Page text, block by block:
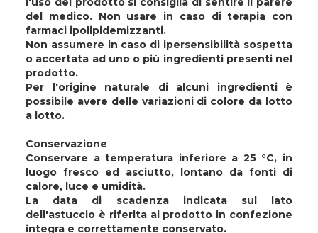
del medico. Non usare in caso di terapia con
farmaci ipolipidemizzanti.
Non assumere in caso di ipersensibilità sospetta
o accertata ad uno o più ingredienti presenti nel
prodotto.
Per l'origine naturale di alcuni ingredienti è
possibile avere delle variazioni di colore da lotto
a lotto.
Conservazione
Conservare a temperatura inferiore a 25 °C, in
luogo fresco ed asciutto, lontano da fonti di
calore, luce e umidità.
La data di scadenza indicata sul lato
dell'astuccio è riferita al prodotto in confezione
integra e correttamente conservato.